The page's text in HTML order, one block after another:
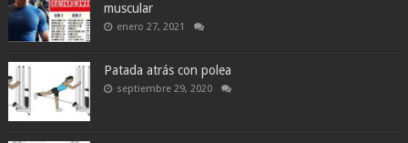
muscular
enero 27, 2021
Patada atrás con polea
septiembre 29, 2020